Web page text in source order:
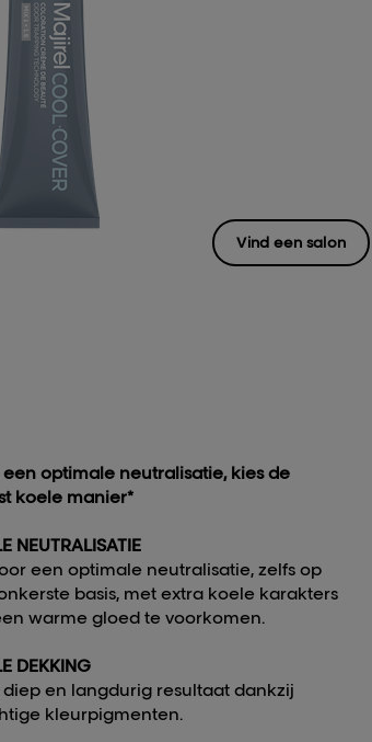
Vind een salon
een optimale neutralisatie, kies de
koele manier*
NEUTRALISATIE
een optimale neutralisatie, zelfs op
basis, met extra koele karakters
warme gloed te voorkomen.
DEKKING
diep en langdurig resultaat dankzij
kleurpigmenten.